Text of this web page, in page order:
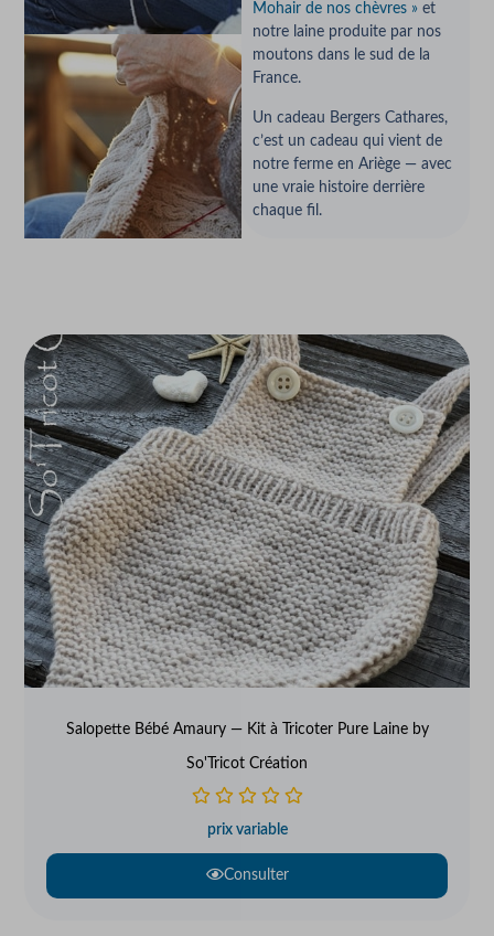
Mohair de nos chèvres »et
notre laine produite par nos
moutons dans le sud de la
France.
Un cadeau Bergers Cathares,
c’est un cadeau qui vient de
notre ferme en Ariège — avec
une vraie histoire derrière
chaque fil.
Salopette Bébé Amaury — Kit à Tricoter Pure Laine by
So'Tricot Création
prix variable
Consulter